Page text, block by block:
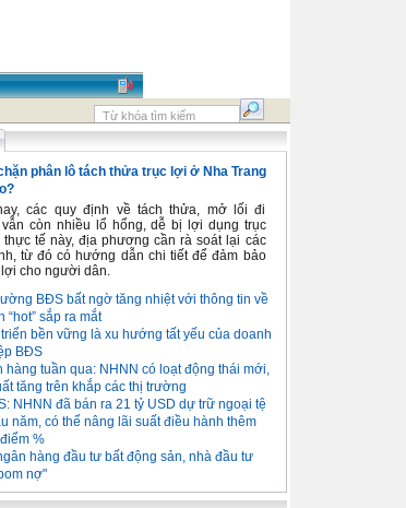
phân lô tách thửa trục lợi ở Nha Trang
các quy định về tách thửa, mở lối đi
vẫn còn nhiều lổ hổng, dễ bị lợi dụng trục
thực tế này, địa phương cần rà soát lại các
từ đó có hướng dẫn chi tiết để đảm bảo
cho người dân.
BĐS bất ngờ tăng nhiệt với thông tin về
“hot” sắp ra mắt
triển bền vững là xu hướng tất yếu của doanh
BĐS
hàng tuần qua: NHNN có loạt động thái mới,
tăng trên khắp các thị trường
NHNN đã bán ra 21 tỷ USD dự trữ ngoại tệ
năm, có thể nâng lãi suất điều hành thêm
%
hàng đầu tư bất động sản, nhà đầu tư
nợ"